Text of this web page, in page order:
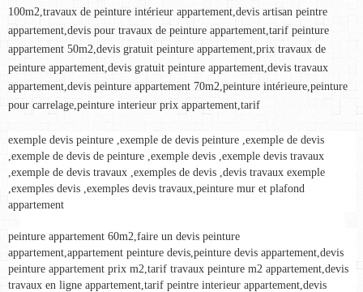
100m2,travaux de peinture intérieur appartement,devis artisan peintre
appartement,devis pour travaux de peinture appartement,tarif peinture
appartement 50m2,devis gratuit peinture appartement,prix travaux de
peinture appartement,devis gratuit peinture appartement,devis travaux
appartement,devis peinture appartement 70m2,peinture intérieure,peinture
pour carrelage,peinture interieur prix appartement,tarif
exemple devis peinture ,exemple de devis peinture ,exemple de devis
,exemple de devis de peinture ,exemple devis ,exemple devis travaux
,exemple de devis travaux ,exemples de devis ,devis travaux exemple
,exemples devis ,exemples devis travaux,peinture mur et plafond
appartement
peinture appartement 60m2,faire un devis peinture
appartement,appartement peinture devis,peinture devis appartement,devis
peinture appartement prix m2,tarif travaux peinture m2 appartement,devis
travaux en ligne appartement,tarif peintre interieur appartement,devis